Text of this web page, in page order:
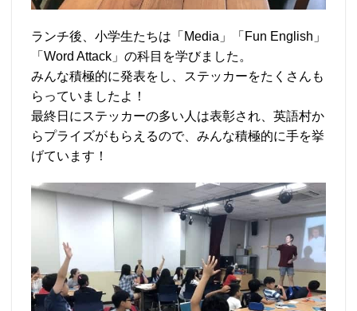
ランチ後、小学生たちは「Media」「Fun English」
「Word Attack」の科目を学びました。
みんな積極的に発表をし、ステッカーをたくさんも
らっていましたよ！
最終日にステッカーの多い人は表彰され、英語村か
らプライズがもらえるので、みんな積極的に手を挙
げています！